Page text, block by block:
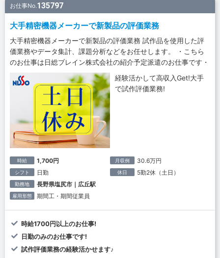
お仕事No.135797
大手精密機器メーカーで新製品の評価業務
大手精密機器メーカーで新製品の評価業務 試作品を使用した評
価業務やデータ集計、課題分析などをお任せします。 ・こちら
のお仕事は日総ブレイン株式会社の紹介予定派遣のお仕事です・
経験活かして高収入Get!大手
で試作評価業務!
時給 1,700円 月収例 30.6万円
シフト 日勤 休日 5勤2休（土日）
勤務地 長野県塩尻市｜広丘駅
雇用形態 期間工・期間従業員
時給1700円以上のお仕事!
日勤のみのお仕事です!
試作評価業務の経験活かせます♪